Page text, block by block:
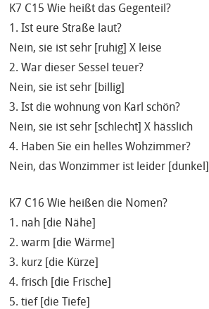
K7 C15 Wie heißt das Gegenteil?
1. Ist eure Straße laut?
Nein, sie ist sehr [ruhig] X leise
2. War dieser Sessel teuer?
Nein, sie ist sehr [billig]
3. Ist die wohnung von Karl schön?
Nein, sie ist sehr [schlecht] X hässlich
4. Haben Sie ein helles Wohzimmer?
Nein, das Wonzimmer ist leider [dunkel]
K7 C16 Wie heißen die Nomen?
1. nah [die Nähe]
2. warm [die Wärme]
3. kurz [die Kürze]
4. frisch [die Frische]
5. tief [die Tiefe]